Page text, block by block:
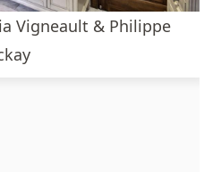
Vigneault & Philippe